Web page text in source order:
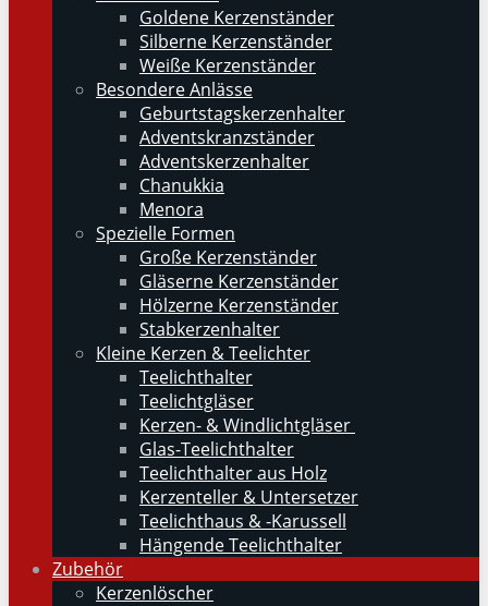
Goldene Kerzenständer
Silberne Kerzenständer
Weiße Kerzenständer
Besondere Anlässe
Geburtstagskerzenhalter
Adventskranzständer
Adventskerzenhalter
Chanukkia
Menora
Spezielle Formen
Große Kerzenständer
Gläserne Kerzenständer
Hölzerne Kerzenständer
Stabkerzenhalter
Kleine Kerzen & Teelichter
Teelichthalter
Teelichtgläser
Kerzen- & Windlichtgläser
Glas-Teelichthalter
Teelichthalter aus Holz
Kerzenteller & Untersetzer
Teelichthaus & -Karussell
Hängende Teelichthalter
Zubehör
Kerzenlöscher